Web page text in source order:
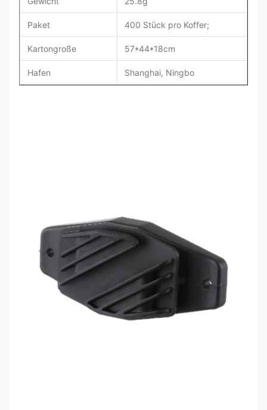
Paket 400 Stück pro Koffer;
Kartongroße 57*44*18cm
Hafen Shanghai, Ningbo